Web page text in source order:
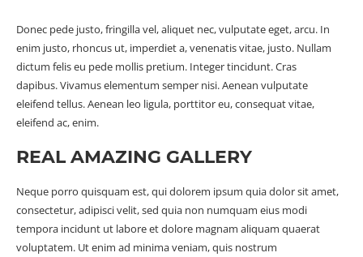
Donec pede justo, fringilla vel, aliquet nec, vulputate eget, arcu. In
enim justo, rhoncus ut, imperdiet a, venenatis vitae, justo. Nullam
dictum felis eu pede mollis pretium. Integer tincidunt. Cras
dapibus. Vivamus elementum semper nisi. Aenean vulputate
eleifend tellus. Aenean leo ligula, porttitor eu, consequat vitae,
eleifend ac, enim.
REAL AMAZING GALLERY
Neque porro quisquam est, qui dolorem ipsum quia dolor sit amet,
consectetur, adipisci velit, sed quia non numquam eius modi
tempora incidunt ut labore et dolore magnam aliquam quaerat
voluptatem. Ut enim ad minima veniam, quis nostrum